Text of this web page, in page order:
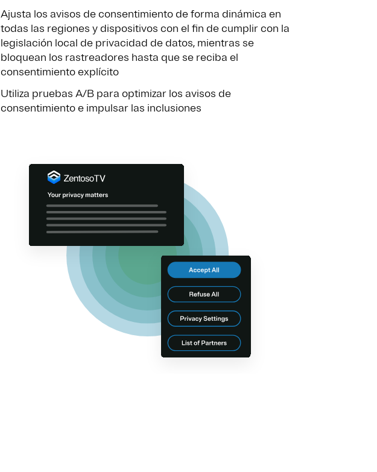
Ajusta los avisos de consentimiento de forma dinámica en
todas las regiones y dispositivos con el fin de cumplir con la
legislación local de privacidad de datos, mientras se
bloquean los rastreadores hasta que se reciba el
consentimiento explícito
Utiliza pruebas A/B para optimizar los avisos de
consentimiento e impulsar las inclusiones